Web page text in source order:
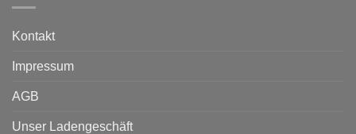
Kontakt
Impressum
AGB
Unser Ladengeschäft